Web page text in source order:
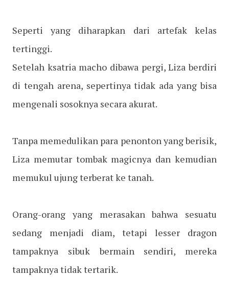
Seperti yang diharapkan dari artefak kelas
tertinggi.
Setelah ksatria macho dibawa pergi, Liza berdiri
di tengah arena, sepertinya tidak ada yang bisa
mengenali sosoknya secara akurat.
Tanpa memedulikan para penonton yang berisik,
Liza memutar tombak magicnya dan kemudian
memukul ujung terberat ke tanah.
Orang-orang yang merasakan bahwa sesuatu
sedang menjadi diam, tetapi lesser dragon
tampaknya sibuk bermain sendiri, mereka
tampaknya tidak tertarik.